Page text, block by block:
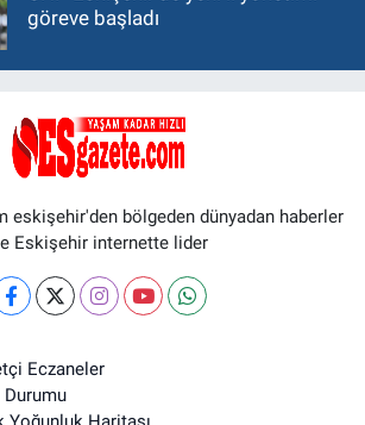
göreve başladı
eskişehir'den bölgeden dünyadan haberler
Eskişehir internette lider
Eczaneler